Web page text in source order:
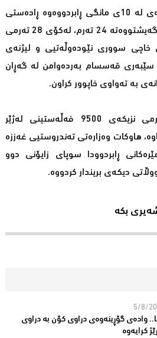
بەوەش ژمارەی ئەو تەرمانەی لە 10ی مانگی ڕابردووەوە ڕادەستی
قەوارەی زایۆنی كراوەتەوە گەیشتووەتە 24 تەرم، لەكۆی 28 تەرمی
خاچی سووری نێودەوڵەتیی و لیژنەی
قەسسام بەردەوامن لە گەڕان
بە تەواوی خاپوور كراون.
لەبەرانبەریشدا تائێستا تەرمی نزیكەی 9500 فەڵەستینی لەژێر
هاوكات وەزارەتی تەندروستیی غەززە
ڕابردوودا سوپای زایۆنی دوو
دیكەی بریندار كردووە.
بکە
5/8/
واده‌ی گۆڕینه‌وه‌ی دراوی كۆن به‌ دراوی
كرایه‌وه‌